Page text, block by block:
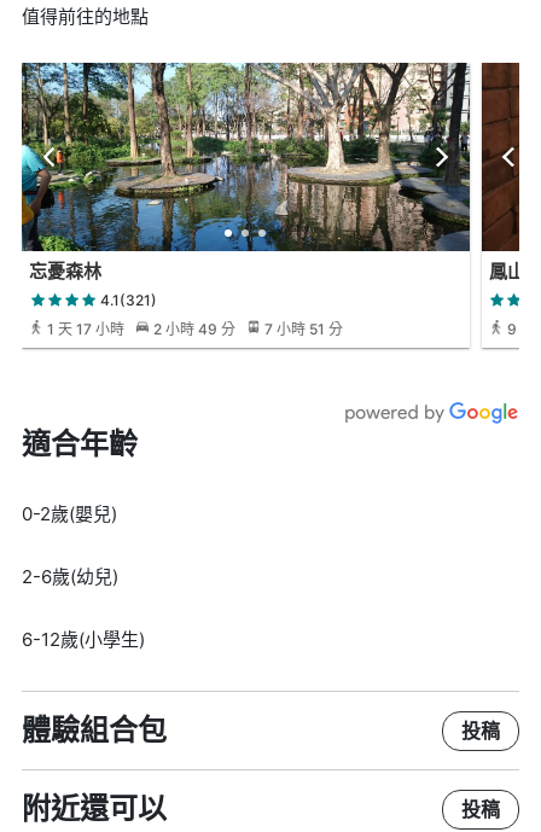
值得前往的地點
忘憂森林
4.1(321)
1 天 17 小時
2 小時 49 分 7 小時 51 分
鳳山
9 分
適合年齡
0-2歲(嬰兒)
2-6歲(幼兒)
6-12歲(小學生)
體驗組合包 投稿
附近還可以 投稿